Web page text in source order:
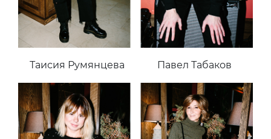
Таисия Румянцева Павел Табаков